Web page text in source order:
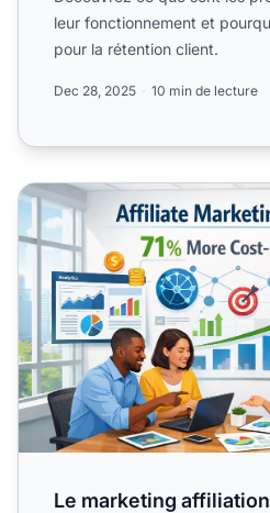
leur fonctionnement et
pour la rétention client.
Dec 28, 2025 10 min de lecture
Le marketing affiliation est-il
Le marketing